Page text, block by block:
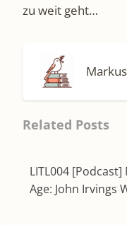
zu weit geht…
Markus
Related Posts
LITL004
Age: John Irvings